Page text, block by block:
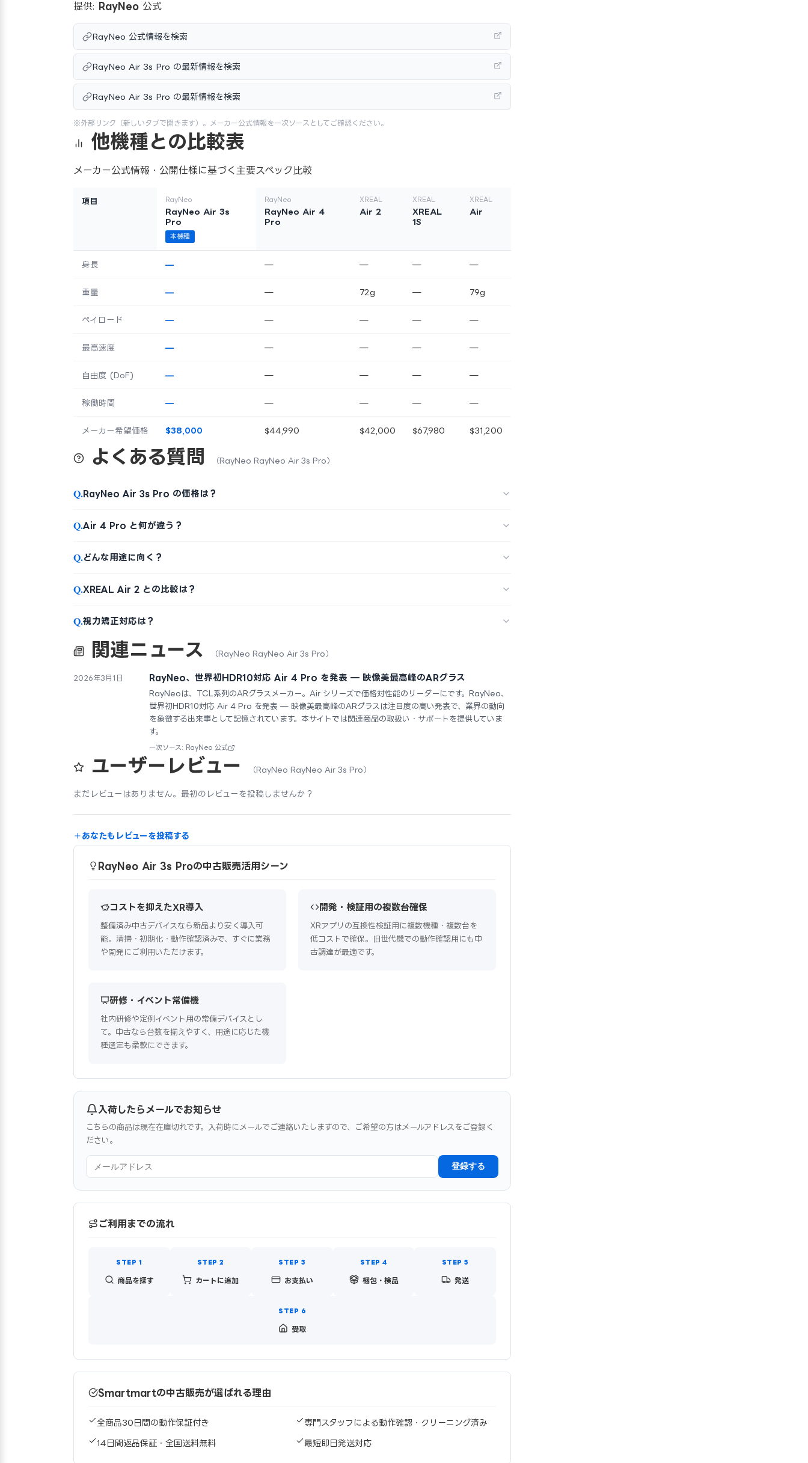
提供: RayNeo 公式
RayNeo 公式情報を検索
RayNeo Air 3s Pro の最新情報を検索
RayNeo Air 3s Pro の最新情報を検索
※外部リンク（新しいタブで開きます）。メーカー公式情報を一次ソースとしてご確認ください。
他機種との比較表
メーカー公式情報・公開仕様に基づく主要スペック比較
項目 RayNeo
RayNeo Air 3s
Pro
本機種
RayNeo
RayNeo Air 4
Pro
XREAL
Air 2
XREAL
XREAL
1S
XREAL
Air
身長 — — — — —
重量 — — 72g — 79g
ペイロード — — — — —
最高速度 — — — — —
自由度 (DoF) — — — — —
稼働時間 — — — — —
メーカー希望価格 $38,000 $44,990 $42,000 $67,980 $31,200
よくある質問 （RayNeo RayNeo Air 3s Pro）
Q.RayNeo Air 3s Pro の価格は？
Q.Air 4 Pro と何が違う？
Q.どんな用途に向く？
Q.XREAL Air 2 との比較は？
Q.視力矯正対応は？
関連ニュース （RayNeo RayNeo Air 3s Pro）
2026年3月1日 RayNeo、世界初HDR10対応 Air 4 Pro を発表 — 映像美最高峰のARグラス
RayNeoは、TCL系列のARグラスメーカー。Air シリーズで価格対性能のリーダーにです。RayNeo、
世界初HDR10対応 Air 4 Pro を発表 — 映像美最高峰のARグラスは注目度の高い発表で、業界の動向
を象徴する出来事として記憶されています。本サイトでは関連商品の取扱い・サポートを提供していま
す。
一次ソース: RayNeo 公式
ユーザーレビュー （RayNeo RayNeo Air 3s Pro）
まだレビューはありません。最初のレビューを投稿しませんか？
あなたもレビューを投稿する
RayNeo Air 3s Proの中古販売活用シーン
コストを抑えたXR導入
整備済み中古デバイスなら新品より安く導入可
能。清掃・初期化・動作確認済みで、すぐに業務
や開発にご利用いただけます。
開発・検証用の複数台確保
XRアプリの互換性検証用に複数機種・複数台を
低コストで確保。旧世代機での動作確認用にも中
古調達が最適です。
研修・イベント常備機
社内研修や定例イベント用の常備デバイスとし
て。中古なら台数を揃えやすく、用途に応じた機
種選定も柔軟にできます。
入荷したらメールでお知らせ
こちらの商品は現在在庫切れです。入荷時にメールでご連絡いたしますので、ご希望の方はメールアドレスをご登録く
ださい。
登録する
ご利用までの流れ
商品を探す カートに追加 お支払い 梱包・検品 発送
受取
Smartmartの中古販売が選ばれる理由
全商品30日間の動作保証付き 専門スタッフによる動作確認・クリーニング済み
14日間返品保証・全国送料無料 最短即日発送対応